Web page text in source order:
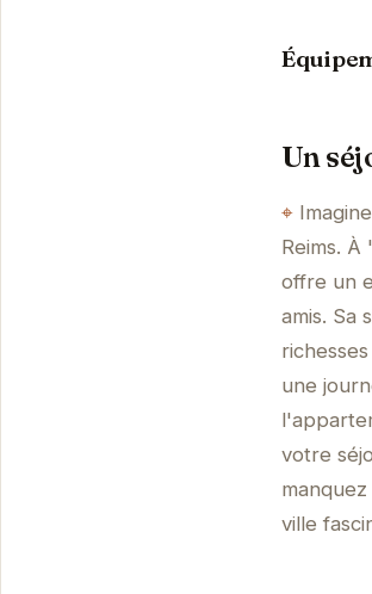
Un
Reims.
offre un
amis. Sa
une
votre
ville